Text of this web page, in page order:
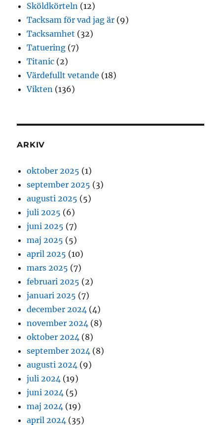
Sköldkörteln (12)
Tacksam för vad jag är (9)
Tacksamhet (32)
Tatuering (7)
Titanic (2)
Värdefullt vetande (18)
Vikten (136)
ARKIV
oktober 2025 (1)
september 2025 (3)
augusti 2025 (5)
juli 2025 (6)
juni 2025 (7)
maj 2025 (5)
april 2025 (10)
mars 2025 (7)
februari 2025 (2)
januari 2025 (7)
december 2024 (4)
november 2024 (8)
oktober 2024 (8)
september 2024 (8)
augusti 2024 (9)
juli 2024 (19)
juni 2024 (5)
maj 2024 (19)
april 2024 (35)